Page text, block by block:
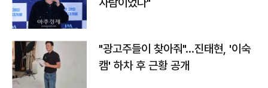
"광고주들이 찾아줘"…진태현, '이숙
캠' 하차 후 근황 공개